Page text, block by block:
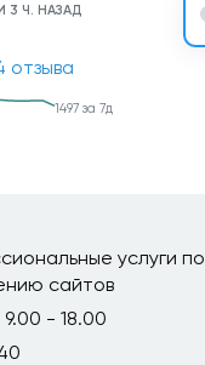
3 Ч. НАЗАД
отзыва
1497 за 7д
услуги по
сайтов
- 18.00